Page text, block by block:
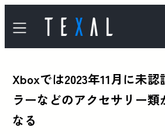
Xboxでは2023年11月に未
ラーなどのアクセサリー類
なる